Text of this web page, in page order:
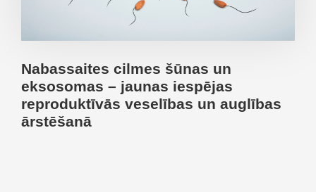
Nabassaites cilmes šūnas un
eksosomas – jaunas iespējas
reproduktīvās veselības un auglības
ārstēšanā